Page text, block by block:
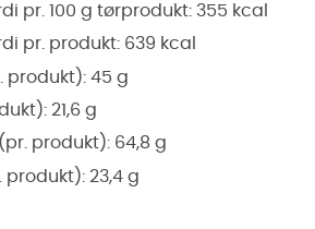
pr. 100 g tørprodukt: 355 kcal
pr. produkt: 639 kcal
produkt): 45 g
21,6 g
produkt): 64,8 g
produkt): 23,4 g